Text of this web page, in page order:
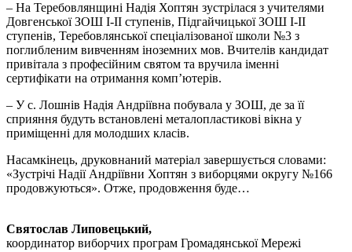
– На Теребовлянщині Надія Хоптян зустрілася з учителями
Довгенської ЗОШ І-ІІ ступенів, Підгайчицької ЗОШ І-ІІ
ступенів, Теребовлянської спеціалізованої школи №3 з
поглибленим вивченням іноземних мов. Вчителів кандидат
привітала з професійним святом та вручила іменні
сертифікати на отримання комп’ютерів.
– У с. Лошнів Надія Андріївна побувала у ЗОШ, де за її
сприяння будуть встановлені металопластикові вікна у
приміщенні для молодших класів.
Насамкінець, друковнаний матеріал завершується словами:
«Зустрічі Надії Андріївни Хоптян з виборцями округу №166
продовжуються». Отже, продовження буде…
Святослав Липовецький,
координатор виборчих програм Громадянської Мережі